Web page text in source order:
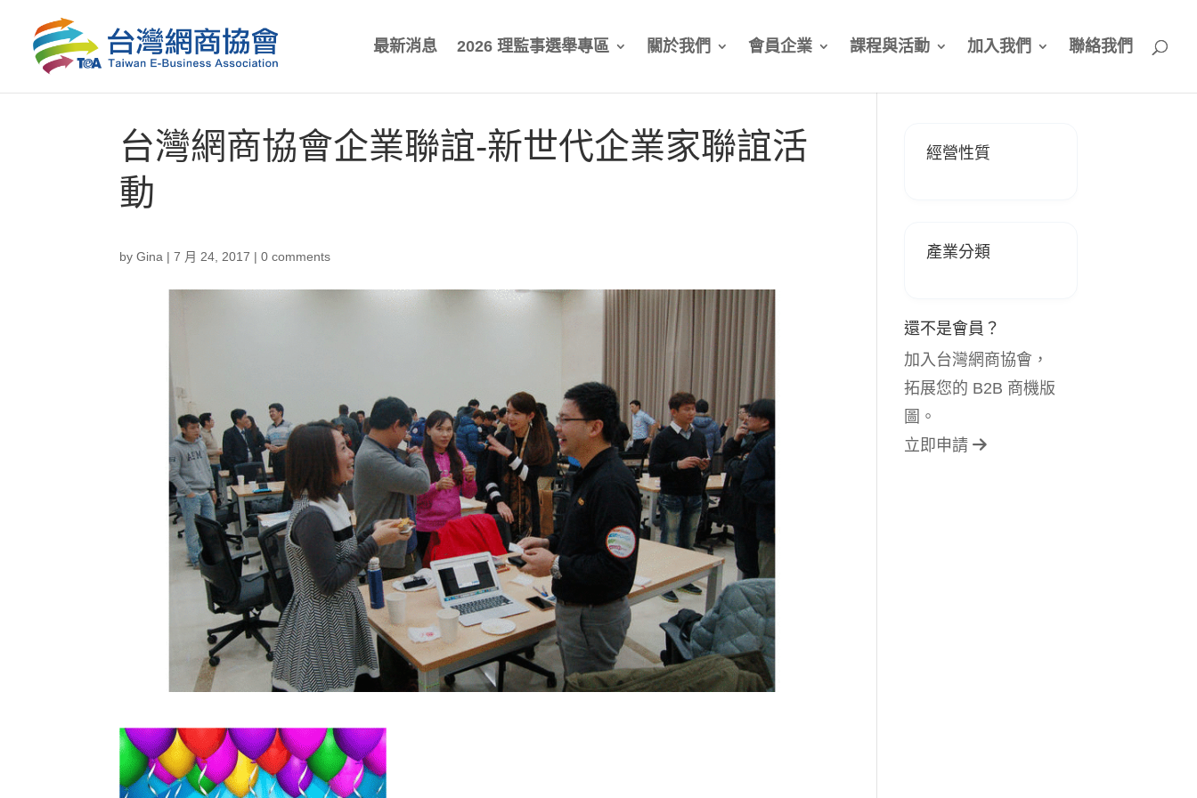
最新消息 2026 理監事選舉專區 關於我們 會員企業 課程與活動 加入我們 聯絡我們
台灣網商協會企業聯誼-新世代企業家聯誼活
動
byGina |7 月 24, 2017 |0 comments
經營性質
產業分類
還不是會員？
加入台灣網商協會，
拓展您的 B2B 商機版
圖。
立即申請